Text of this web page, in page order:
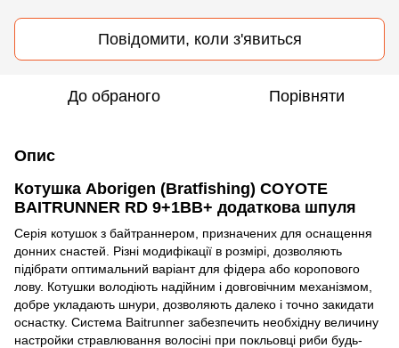
Повідомити, коли з'явиться
До обраного Порівняти
Опис
Котушка Aborigen (Bratfishing) COYOTE
BAITRUNNER RD 9+1BB+ додаткова шпуля
Серія котушок з байтраннером, призначених для оснащення
донних снастей. Різні модифікації в розмірі, дозволяють
підібрати оптимальний варіант для фідера або коропового
лову. Котушки володіють надійним і довговічним механізмом,
добре укладають шнури, дозволяють далеко і точно закидати
оснастку. Система Baitrunner забезпечить необхідну величину
настройки стравлювання волосіні при покльовці риби будь-